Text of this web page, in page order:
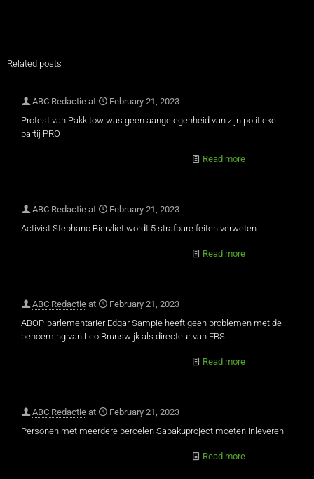
Related posts
ABC Redactie at
February 21, 2023
Protest van Pakkitow was geen aangelegenheid van zijn politieke
partij PRO
Read more
ABC Redactie at
February 21, 2023
Activist Stephano Biervliet wordt 5 strafbare feiten verweten
Read more
ABC Redactie at
February 21, 2023
ABOP-parlementarier Edgar Sampie heeft geen problemen met de
benoeming van Leo Brunswijk als directeur van EBS
Read more
ABC Redactie at
February 21, 2023
Personen met meerdere percelen Sabakuproject moeten inleveren
Read more